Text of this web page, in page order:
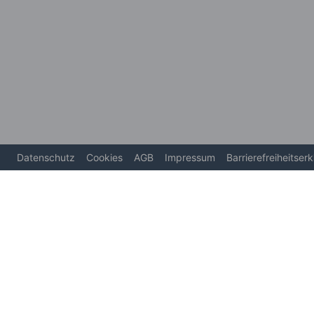
Datenschutz Cookies AGB Impressum